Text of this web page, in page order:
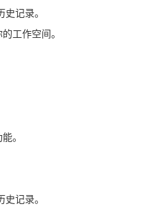
记录。
工作空间。
。
记录。